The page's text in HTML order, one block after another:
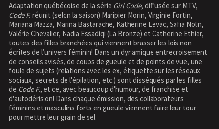
Adaptation québécoise de la série Girl Code, diffusée sur MTV,
Code F.réunit (selon la saison) Maripier Morin, Virginie Fortin,
Mariana Mazza, Marina Bastarache, Katherine Levac, Safia Nolin,
Valérie Chevalier, Nadia Essadiqi (La Bronze) et Catherine Ethier,
toutes des filles branchées qui viennent brasser les lois non
écrites de l’univers féminin! Dans un dynamique entrecroisement
de conseils avisés, de coups de gueule et de points de vue, une
foule de sujets (relations avec les ex, étiquette sur les réseaux
sociaux, secrets de l'épilation, etc.) sont disséqués par les filles
de Code F., et ce, avec beaucoup d'humour, de franchise et
d'autodérision! Dans chaque émission, des collaborateurs
féminins et masculins forts en gueule viennent faire leur tour
pour mettre leur grain de sel.